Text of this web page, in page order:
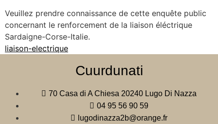
Veuillez prendre connaissance de cette enquête public
concernant le renforcement de la liaison éléctrique
Sardaigne-Corse-Italie.
liaison-electrique
Cuurdunati
70 Casa di A Chiesa 20240 Lugo Di Nazza
04 95 56 90 59
lugodinazza2b@orange.fr